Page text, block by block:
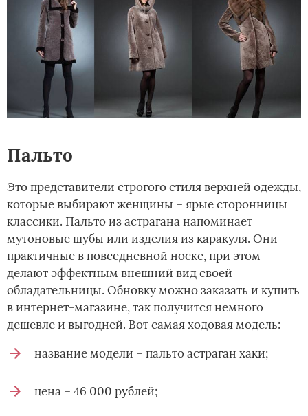
Пальто­
Это представители строгого стиля верхней одежды,
которые выбирают женщины – ярые сторонницы
классики. Пальто из астрагана напоминает
мутоновые шубы или изделия из каракуля. Они
практичные в повседневной носке, при этом
делают эффектным внешний вид своей
обладательницы. Обновку можно заказать и купить
в интернет-магазине, так получится немного
дешевле и выгодней. Вот самая ходовая модель:
название модели – пальто астраган хаки;
цена – 46 000 рублей;